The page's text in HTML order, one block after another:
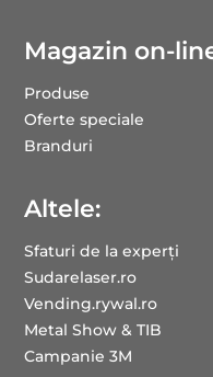
Magazin on-
Produse
Oferte speciale
Branduri
Altele:
Sfaturi de la experți
Sudarelaser.ro
Vending.rywal.ro
Metal Show & TIB
Campanie 3M